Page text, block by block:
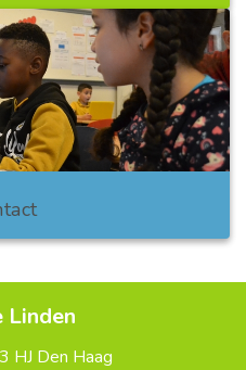
Linden
HJ Den Haag